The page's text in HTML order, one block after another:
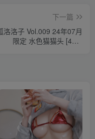
下一篇
洛洛子 Vol.009 24年07月
限定 水色猫猫头 [40P-